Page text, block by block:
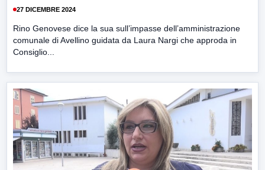
27 DICEMBRE 2024
Rino Genovese dice la sua sull’impasse dell’amministrazione
comunale di Avellino guidata da Laura Nargi che approda in
Consiglio...